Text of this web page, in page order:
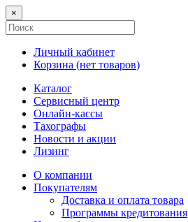
×
Личный кабинет
Корзина (нет товаров)
Каталог
Сервисный центр
Онлайн-кассы
Тахографы
Новости и акции
Лизинг
О компании
Покупателям
Доставка и оплата товара
Программы кредитования